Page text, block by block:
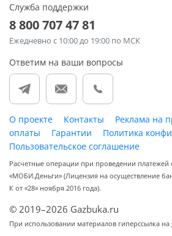
Служба поддержки
8 800 707 47 81
Ежедневно с 10:00 до 19:00 по МСК
Ответим на ваши вопросы
О проекте Контакты Реклама на
оплаты
Гарантии
Политика
Пользовательское соглашение
Расчетные операции при проведении платежей
«МОБИ.Деньги» (Лицензия на осуществление
К от «28» ноября 2016 года).
© 2019–2026 Gazbuka.ru
При использовании материалов гиперссылка на